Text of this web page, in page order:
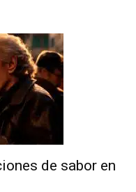
de sabor en